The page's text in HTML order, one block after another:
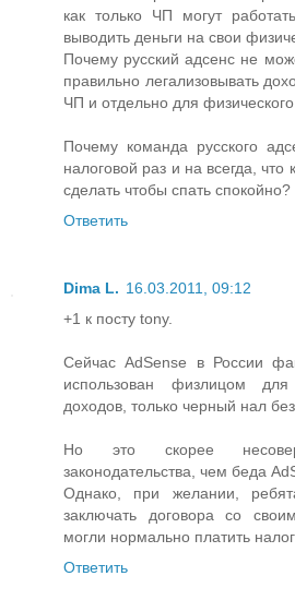
как только ЧП могут
выводить деньги на свои
Почему русский адсенс не
правильно легализовывать
ЧП и отдельно для
Почему команда русского
налоговой раз и на всегда, что
сделать чтобы спать спокойно?
Ответить
Dima L. 16.03.2011, 09:12
+1 к посту tony.
Сейчас AdSense в России
использован физлицом для
доходов, только черный нал
Но это скорее
законодательства, чем беда
Однако, при желании,
заключать договора со
могли нормально платить
Ответить